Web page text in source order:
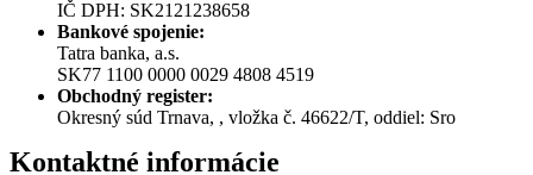
IČ DPH: SK2121238658
Bankové spojenie:
Tatra banka, a.s.
SK77 1100 0000 0029 4808 4519
Obchodný register:
Okresný súd Trnava, , vložka č. 46622/T, oddiel: Sro
Kontaktné informácie